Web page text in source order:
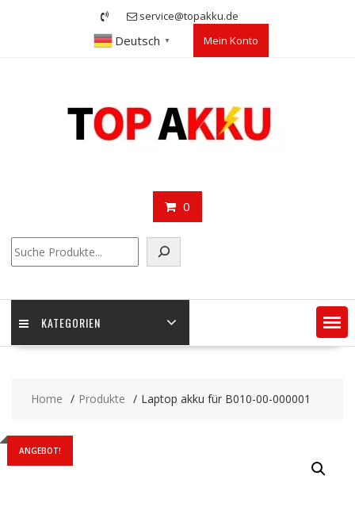
service@topakku.de
Deutsch ▼ Mein Konto
0
KATEGORIEN
Home Produkte Laptop akku für B010-00-000001
ANGEBOT!